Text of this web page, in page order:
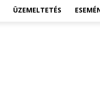
ÜZEMELTETÉS